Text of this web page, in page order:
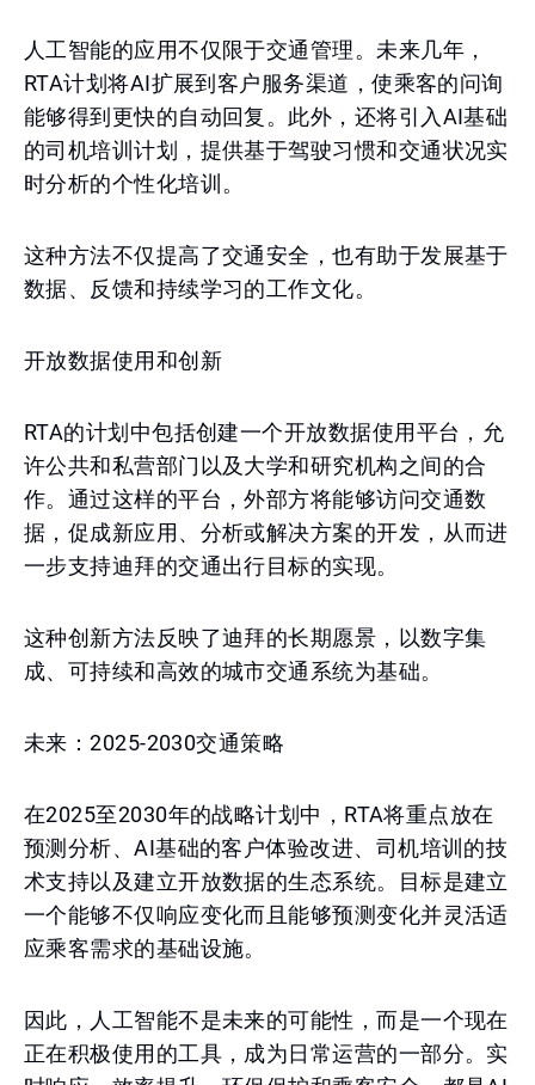
人工智能的应用不仅限于交通管理。未来几年，
RTA计划将AI扩展到客户服务渠道，使乘客的问询
能够得到更快的自动回复。此外，还将引入AI基础
的司机培训计划，提供基于驾驶习惯和交通状况实
时分析的个性化培训。
这种方法不仅提高了交通安全，也有助于发展基于
数据、反馈和持续学习的工作文化。
开放数据使用和创新
RTA的计划中包括创建一个开放数据使用平台，允
许公共和私营部门以及大学和研究机构之间的合
作。通过这样的平台，外部方将能够访问交通数
据，促成新应用、分析或解决方案的开发，从而进
一步支持迪拜的交通出行目标的实现。
这种创新方法反映了迪拜的长期愿景，以数字集
成、可持续和高效的城市交通系统为基础。
未来：2025-2030交通策略
在2025至2030年的战略计划中，RTA将重点放在
预测分析、AI基础的客户体验改进、司机培训的技
术支持以及建立开放数据的生态系统。目标是建立
一个能够不仅响应变化而且能够预测变化并灵活适
应乘客需求的基础设施。
因此，人工智能不是未来的可能性，而是一个现在
正在积极使用的工具，成为日常运营的一部分。实